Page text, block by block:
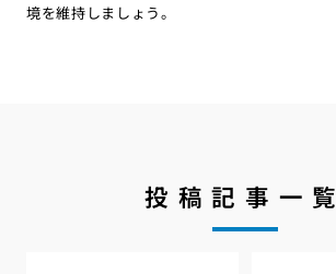
境を維持しましょう。
投稿記事一覧